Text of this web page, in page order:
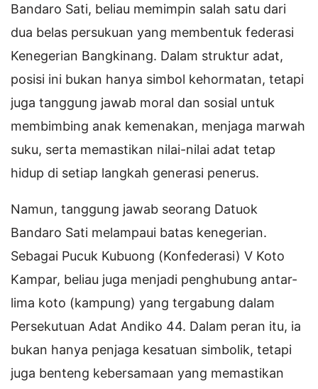
Bandaro Sati, beliau memimpin salah satu dari
dua belas persukuan yang membentuk federasi
Kenegerian Bangkinang. Dalam struktur adat,
posisi ini bukan hanya simbol kehormatan, tetapi
juga tanggung jawab moral dan sosial untuk
membimbing anak kemenakan, menjaga marwah
suku, serta memastikan nilai-nilai adat tetap
hidup di setiap langkah generasi penerus.
Namun, tanggung jawab seorang Datuok
Bandaro Sati melampaui batas kenegerian.
Sebagai Pucuk Kubuong (Konfederasi) V Koto
Kampar, beliau juga menjadi penghubung antar-
lima koto (kampung) yang tergabung dalam
Persekutuan Adat Andiko 44. Dalam peran itu, ia
bukan hanya penjaga kesatuan simbolik, tetapi
juga benteng kebersamaan yang memastikan